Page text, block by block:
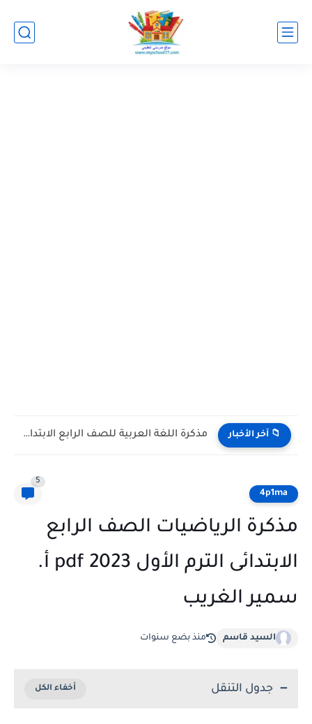
📁 آخر الأخبار مذكرة اللغة العربية للصف الرابع الابتدائي الترم الاول 2027 PDF...
4p1ma
5
مذكرة الرياضيات الصف الرابع
الابتدائى الترم الأول 2023 pdf أ.
سمير الغريب
السيد قاسم منذ بضع سنوات
جدول التنقل